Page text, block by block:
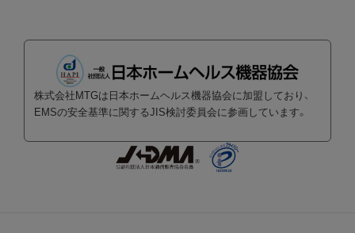
株式会社MTGは日本ホームヘルス機器協会に加盟しており、
EMSの安全基準に関するJIS検討委員会に参画しています。